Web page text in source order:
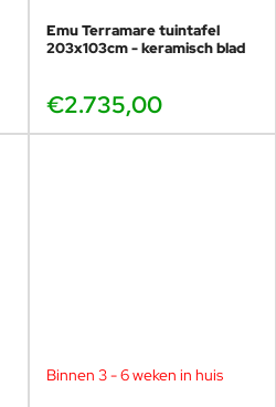
Emu Terramare tuintafel
203x103cm - keramisch blad
€2.735,00
Binnen 3 - 6 weken in huis